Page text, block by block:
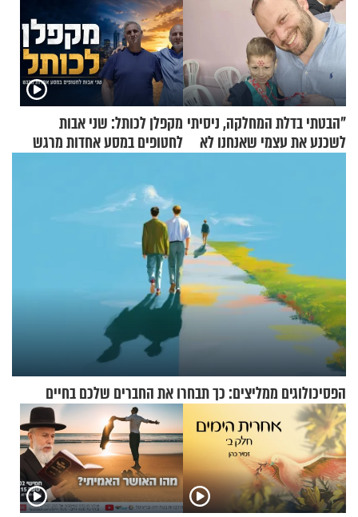
"הבטתי בדלת המחלקה, ניסיתי
לשכנע את עצמי שאנחנו לא
מקפלן לכותל: שני אבות
לחטופים במסע אחדות מרגש
הפסיכולוגים ממליצים: כך תבחרו את החברים שלכם בחיים